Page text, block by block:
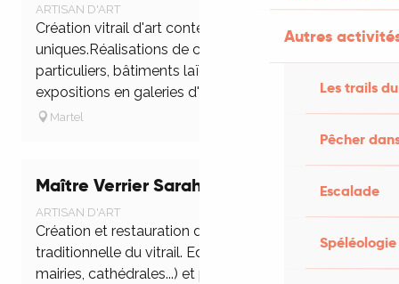
Autres
Les trails
Pêcher
Escalade
Spéléologie
ARTISAN D'ART
Création vitrail d'art contemporain, pièces
uniques.Réalisations de commandes pour
particuliers, bâtiments laïques ou religieux et
expositions en galeries d'art. Stages loisirs...
Martel
Maître Verrier Sarah DUBOC
ARTISAN D'ART
Création et restauration de vitraux, technique
traditionnelle du vitrail. Edifices publics (églises,
mairies, cathédrales...) et particuliers. Voir mon site